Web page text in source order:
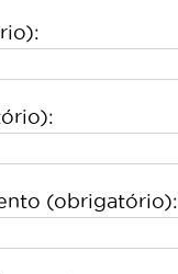
(obrigatório):